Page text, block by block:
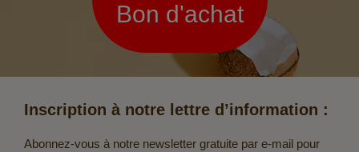
Bon d'achat
Inscription à notre lettre d’information :
Abonnez-vous à notre newsletter gratuite par e-mail pour